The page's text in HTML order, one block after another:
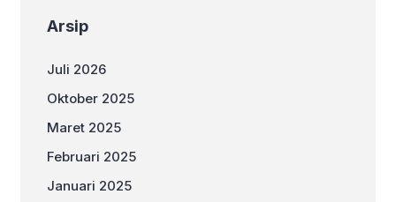
Arsip
Juli 2026
Oktober 2025
Maret 2025
Februari 2025
Januari 2025